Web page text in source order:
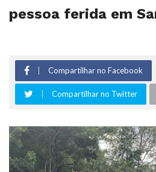
pessoa ferida em
Compartilhar no Facebook
Compartilhar no Twitter